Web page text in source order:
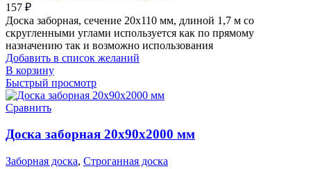
157 ₽
Доска заборная, сечение 20х110 мм, длиной 1,7 м со
скругленными углами используется как по прямому
назначению так и возможно использования
Добавить в список желаний
В корзину
Быстрый просмотр
Сравнить
Доска заборная 20х90х2000 мм
Заборная доска, Строганная доска